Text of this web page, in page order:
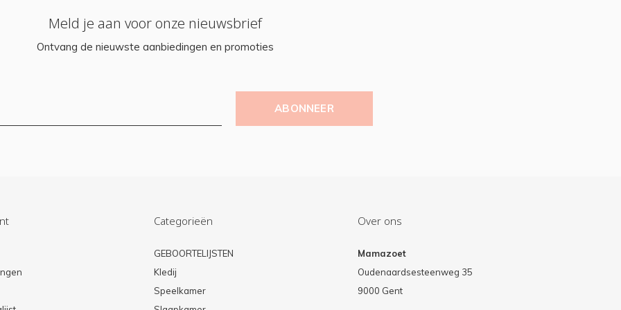
Meld je aan voor onze nieuwsbrief
Ontvang de nieuwste aanbiedingen en promoties
ABONNEER
Categorieën
GEBOORTELIJSTEN
Kledij
Speelkamer
Over ons
Mamazoet
Oudenaardsesteenweg 35
9000 Gent